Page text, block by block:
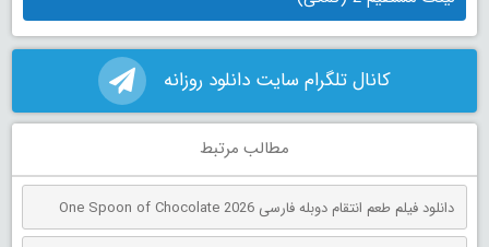
کانال تلگرام سایت دانلود روزانه
مطالب مرتبط
دانلود فیلم طعم انتقام دوبله فارسی One Spoon of Chocolate 2026